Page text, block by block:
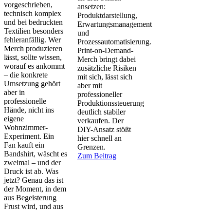
vorgeschrieben,
technisch komplex
und bei bedruckten
Textilien besonders
fehleranfällig. Wer
Merch produzieren
lässt, sollte wissen,
worauf es ankommt
– die konkrete
Umsetzung gehört
aber in
professionelle
Hände, nicht ins
eigene
Wohnzimmer-
Experiment. Ein
Fan kauft ein
Bandshirt, wäscht es
zweimal – und der
Druck ist ab. Was
jetzt? Genau das ist
der Moment, in dem
aus Begeisterung
Frust wird, und aus
ansetzen:
Produktdarstellung,
Erwartungsmanagement
und
Prozessautomatisierung.
Print-on-Demand-
Merch bringt dabei
zusätzliche Risiken
mit sich, lässt sich
aber mit
professioneller
Produktionssteuerung
deutlich stabiler
verkaufen. Der
DIY-Ansatz stößt
hier schnell an
Grenzen.
Zum Beitrag